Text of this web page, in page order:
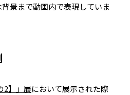
景まで動画内で表現していま
2】」展において展示された際